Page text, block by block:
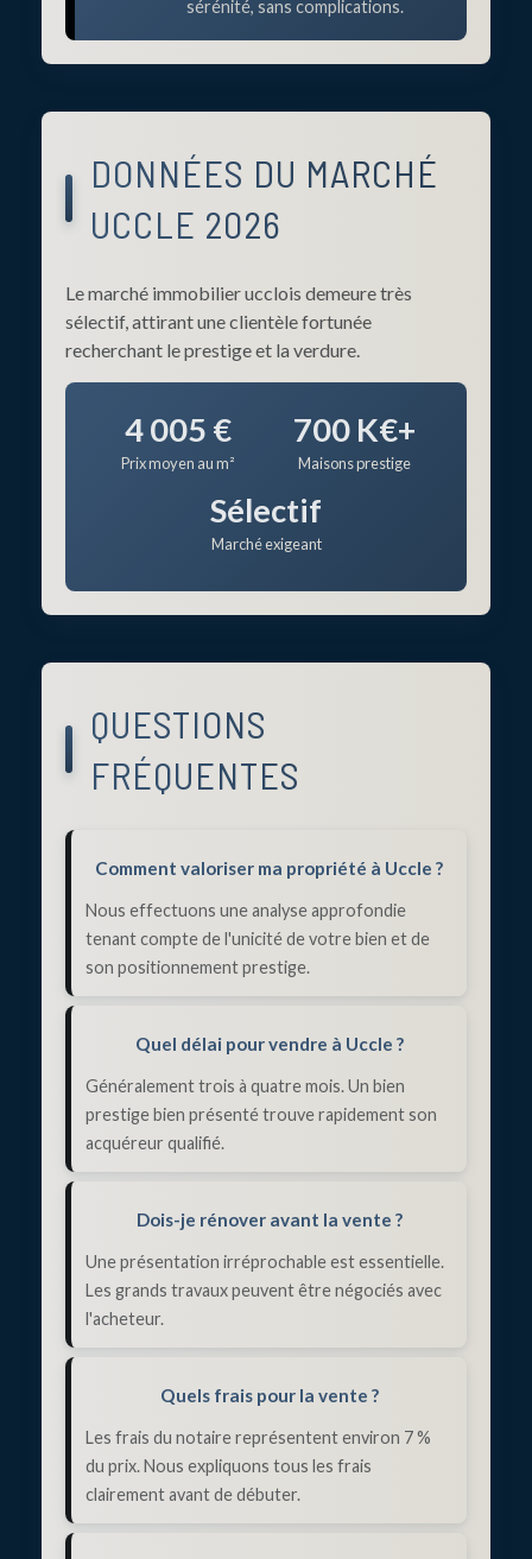
sérénité, sans complications.
DONNÉES DU MARCHÉ
UCCLE 2026
Le marché immobilier ucclois demeure très
sélectif, attirant une clientèle fortunée
recherchant le prestige et la verdure.
4 005 €
Prix moyen au m²
700 K€+
Maisons prestige
Sélectif
Marché exigeant
QUESTIONS
FRÉQUENTES
Comment valoriser ma propriété à Uccle ?
Nous effectuons une analyse approfondie
tenant compte de l'unicité de votre bien et de
son positionnement prestige.
Quel délai pour vendre à Uccle ?
Généralement trois à quatre mois. Un bien
prestige bien présenté trouve rapidement son
acquéreur qualifié.
Dois-je rénover avant la vente ?
Une présentation irréprochable est essentielle.
Les grands travaux peuvent être négociés avec
l'acheteur.
Quels frais pour la vente ?
Les frais du notaire représentent environ 7 %
du prix. Nous expliquons tous les frais
clairement avant de débuter.